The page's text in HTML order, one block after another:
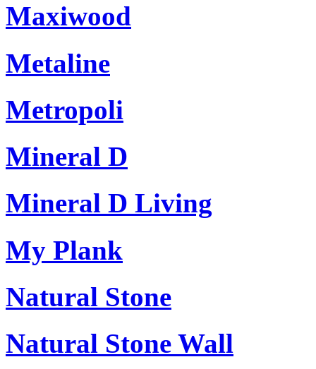
Maxiwood
Metaline
Metropoli
Mineral D
Mineral D Living
My Plank
Natural Stone
Natural Stone Wall